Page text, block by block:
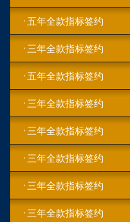
五年全款指标签约
三年全款指标签约
五年全款指标签约
三年全款指标签约
三年全款指标签约
三年全款指标签约
三年全款指标签约
三年全款指标签约